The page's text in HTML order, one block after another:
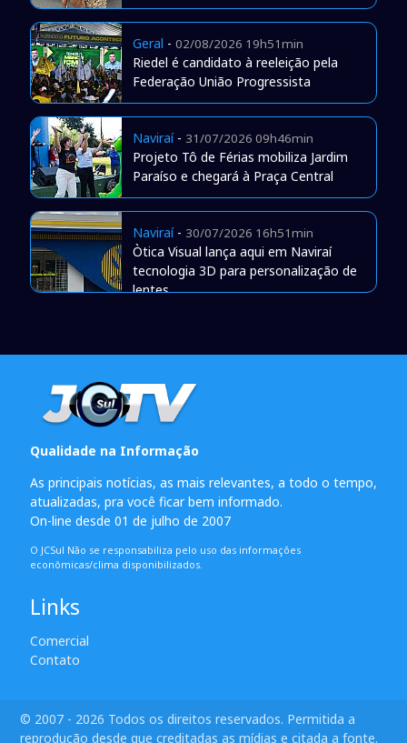
Geral - 02/08/2026 19h51min
Riedel é candidato à reeleição pela
Federação União Progressista
Naviraí- 31/07/2026 09h46min
Projeto Tô de Férias mobiliza Jardim
Paraíso e chegará à Praça Central
Naviraí- 30/07/2026 16h51min
Òtica Visual lança aqui em Naviraí
tecnologia 3D para personalização de
lentes
Qualidade na Informação
As principais notícias, as mais relevantes, a todo o tempo,
atualizadas, pra você ficar bem informado.
On-line desde 01 de julho de 2007
O JCSul Não se responsabiliza pelo uso das informações
econômicas/clima disponibilizados.
Links
Comercial
Contato
© 2007 - 2026 Todos os direitos reservados. Permitida a
reprodução desde que creditadas as mídias e citada a fonte.